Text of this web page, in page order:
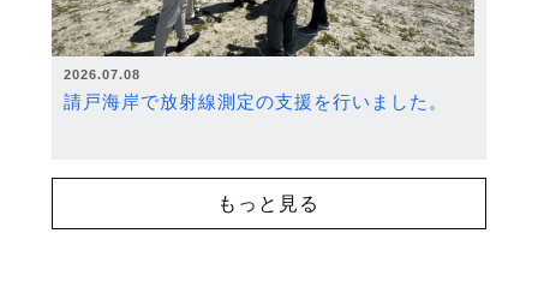
2026.07.08
請戸海岸で放射線測定の支援を行いました。
もっと見る